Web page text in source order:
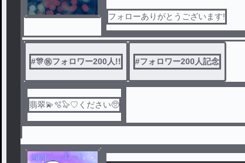
フォローありがとうございます!
#🎊㊗フォロワー200人!! #フォロワー200人記念
翡翠💫🫧🦭♡ください🥺